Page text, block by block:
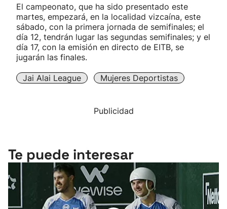
El campeonato, que ha sido presentado este
martes, empezará, en la localidad vizcaína, este
sábado, con la primera jornada de semifinales; el
día 12, tendrán lugar las segundas semifinales; y el
día 17, con la emisión en directo de EITB, se
jugarán las finales.
Jai Alai League Mujeres Deportistas
Publicidad
Te puede interesar